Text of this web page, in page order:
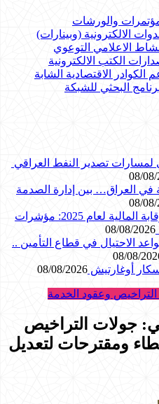
والورشات
الالكترونية (وبينارات)
الاعلامي التوعوي
الكتب الالكترونية
الكوادر الاقتصادية الشابة
البحثي للشبكة
08/
في العراق… بين إدارة الصدمة
08/
على هامش تقرير ديوان الرقابة المالية لعام 2025: مؤشرات
08/08/2026
الاحتيال في قطاع ‏التأمين ..
08/08/
أوغارتيش 08/08/2026
وعقود الخدمة
جولات التراخيص
ومقترحات لتعديل